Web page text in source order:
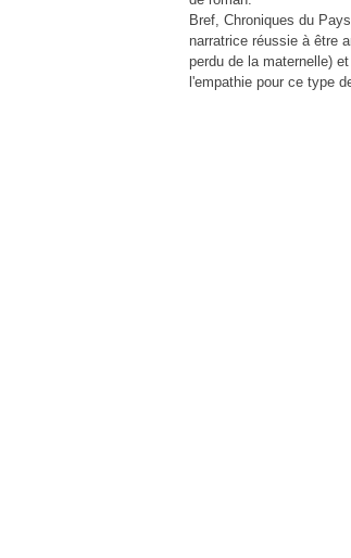
Bref, Chroniques du
narratrice réussie à être
perdu de la maternelle)
l'empathie pour ce type